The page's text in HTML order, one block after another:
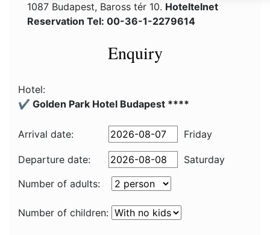
1087 Budapest, Baross tér 10. Hoteltelnet
Reservation Tel: 00-36-1-2279614
Enquiry
Hotel:
✔️ Golden Park Hotel Budapest ****
Arrival date: Friday
Departure date:
Saturday
Number of adults:
Number of children: